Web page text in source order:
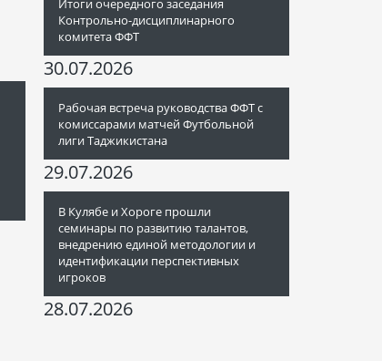
Итоги очередного заседания
Контрольно-дисциплинарного
комитета ФФТ
30.07.2026
Рабочая встреча руководства ФФТ с
комиссарами матчей Футбольной
лиги Таджикистана
29.07.2026
В Кулябе и Хороге прошли
семинары по развитию талантов,
внедрению единой методологии и
идентификации перспективных
игроков
28.07.2026